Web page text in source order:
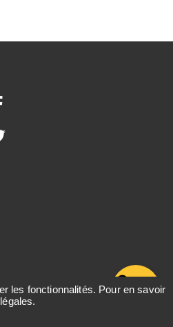
Facebook
Twitter
les fonctionnalités. Pour en savoir